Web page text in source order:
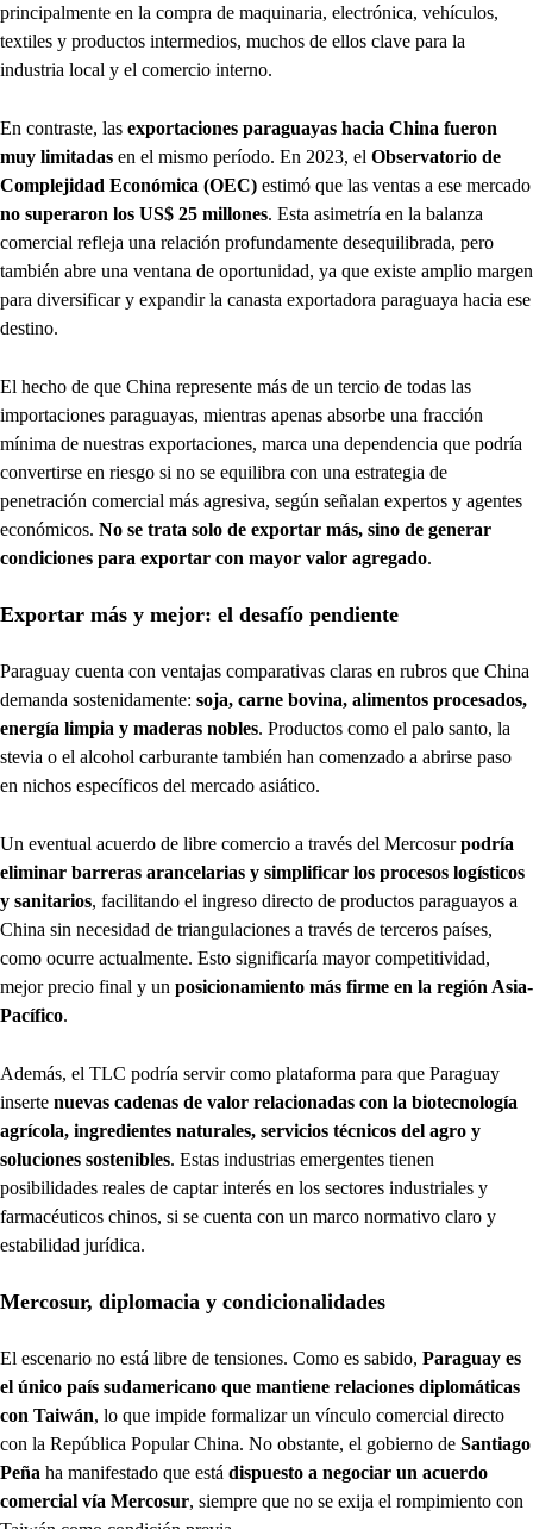
principalmente en la compra de maquinaria, electrónica, vehículos,
textiles y productos intermedios, muchos de ellos clave para la
industria local y el comercio interno.
En contraste, las exportaciones paraguayas hacia China fueron
muy limitadas en el mismo período. En 2023, el Observatorio de
Complejidad Económica (OEC) estimó que las ventas a ese mercado
no superaron los US$ 25 millones. Esta asimetría en la balanza
comercial refleja una relación profundamente desequilibrada, pero
también abre una ventana de oportunidad, ya que existe amplio margen
para diversificar y expandir la canasta exportadora paraguaya hacia ese
destino.
El hecho de que China represente más de un tercio de todas las
importaciones paraguayas, mientras apenas absorbe una fracción
mínima de nuestras exportaciones, marca una dependencia que podría
convertirse en riesgo si no se equilibra con una estrategia de
penetración comercial más agresiva, según señalan expertos y agentes
económicos. No se trata solo de exportar más, sino de generar
condiciones para exportar con mayor valor agregado.
Exportar más y mejor: el desafío pendiente
Paraguay cuenta con ventajas comparativas claras en rubros que China
demanda sostenidamente: soja, carne bovina, alimentos procesados,
energía limpia y maderas nobles. Productos como el palo santo, la
stevia o el alcohol carburante también han comenzado a abrirse paso
en nichos específicos del mercado asiático.
Un eventual acuerdo de libre comercio a través del Mercosurpodría
eliminar barreras arancelarias y simplificar los procesos logísticos
y sanitarios, facilitando el ingreso directo de productos paraguayos a
China sin necesidad de triangulaciones a través de terceros países,
como ocurre actualmente. Esto significaría mayor competitividad,
mejor precio final y un posicionamiento más firme en la región Asia-
Pacífico.
Además, el TLC podría servir como plataforma para que Paraguay
inserte nuevas cadenas de valor relacionadas con la biotecnología
agrícola, ingredientes naturales, servicios técnicos del agro y
soluciones sostenibles. Estas industrias emergentes tienen
posibilidades reales de captar interés en los sectores industriales y
farmacéuticos chinos, si se cuenta con un marco normativo claro y
estabilidad jurídica.
Mercosur, diplomacia y condicionalidades
El escenario no está libre de tensiones. Como es sabido, Paraguay es
el único país sudamericano que mantiene relaciones diplomáticas
con Taiwán, lo que impide formalizar un vínculo comercial directo
con la República Popular China. No obstante, el gobierno de Santiago
Peña ha manifestado que está dispuesto a negociar un acuerdo
comercial vía Mercosur, siempre que no se exija el rompimiento con